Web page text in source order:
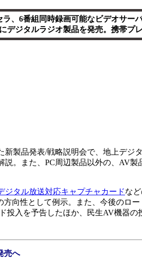
ラ、6番組同時録画可能なビデオサー
デジタルラジオ製品を発売。携帯プ
新製品発表/戦略説明会で、地上デジ
。また、PC周辺製品以外の、AV製
ジタル放送対応キャプチャカードな
向性として例示。また、今後のロ
投入を予告したほか、民生AV機器の
売へ